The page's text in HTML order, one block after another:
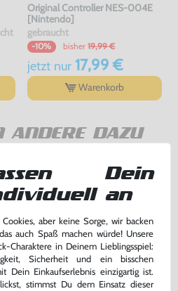
Original Controller NES-004E
[Nintendo]
gebraucht
-10% bisher 19,99 €
jetzt nur17,99 €
Warenkorb
ANDERE DAZU
Dein
an
aber keine Sorge, wir backen
auch Spaß machen würde! Unsere
Charaktere in Deinem Lieblingsspiel:
Sicherheit und ein bisschen
Dein Einkaufserlebnis einzigartig ist.
stimmst Du dem Einsatz dieser